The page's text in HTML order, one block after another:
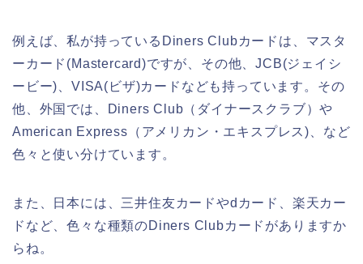
例えば、私が持っているDiners Clubカードは、マスタ
ーカード(Mastercard)ですが、その他、JCB(ジェイシ
ービー)、VISA(ビザ)カードなども持っています。その
他、外国では、Diners Club（ダイナースクラブ）や
American Express（アメリカン・エキスプレス)、など
色々と使い分けています。
また、日本には、三井住友カードやdカード、楽天カー
ドなど、色々な種類のDiners Clubカードがありますか
らね。